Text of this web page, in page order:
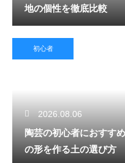
地の個性を徹底比較
初心者
2026.08.06
陶芸の初心者におすす
の形を作る土の選び方